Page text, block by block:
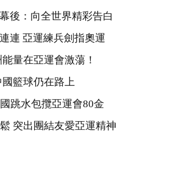
後：向全世界精彩告白
連 亞運練兵劍指奧運
量在亞運會激蕩！
籃球仍在路上
跳水包攬亞運會80金
突出團結友愛亞運精神